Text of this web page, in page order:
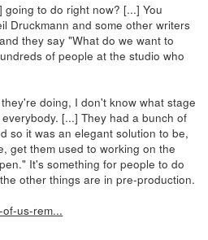
to do right now? [...] You
Druckmann and some other writers
they say "What do we want to
of people at the studio who
doing, I don't know what stage
[...] They had a bunch of
so it was an elegant solution to be,
get them used to working on the
It's something for people to do
other things are in pre-production.
us-rem...